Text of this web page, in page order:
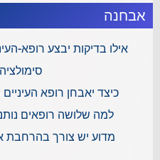
אבחנה
אילו בדיקות יבצע רופא-
כיצד יאבחן רופא
למה שלושה רופאים
מדוע יש צורך בהרחבת